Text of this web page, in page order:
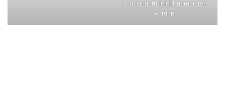
den Kindern leicht gemeistert
werden.